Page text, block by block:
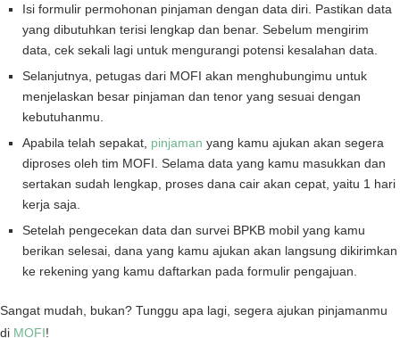
Isi formulir permohonan pinjaman dengan data diri. Pastikan data
yang dibutuhkan terisi lengkap dan benar. Sebelum mengirim
data, cek sekali lagi untuk mengurangi potensi kesalahan data.
Selanjutnya, petugas dari MOFI akan menghubungimu untuk
menjelaskan besar pinjaman dan tenor yang sesuai dengan
kebutuhanmu.
Apabila telah sepakat, pinjaman yang kamu ajukan akan segera
diproses oleh tim MOFI. Selama data yang kamu masukkan dan
sertakan sudah lengkap, proses dana cair akan cepat, yaitu 1 hari
kerja saja.
Setelah pengecekan data dan survei BPKB mobil yang kamu
berikan selesai, dana yang kamu ajukan akan langsung dikirimkan
ke rekening yang kamu daftarkan pada formulir pengajuan.
Sangat mudah, bukan? Tunggu apa lagi, segera ajukan pinjamanmu
di MOFI!